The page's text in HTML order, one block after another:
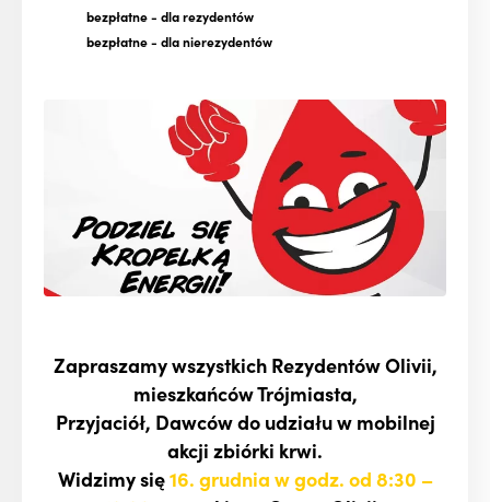
bezpłatne- dla rezydentów
bezpłatne- dla nierezydentów
Zapraszamy wszystkich Rezydentów Olivii,
mieszkańców Trójmiasta,
Przyjaciół, Dawców do udziału w mobilnej
akcji zbiórki krwi.
Widzimy się16. grudnia w godz. od 8:30 –